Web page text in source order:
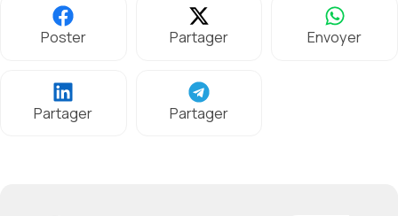
Poster Partager Envoyer
Partager Partager